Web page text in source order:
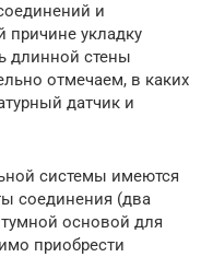
и
причине укладку
длинной стены
отмечаем, в каких
датчик и
системы имеются
соединения (два
основой для
приобрести